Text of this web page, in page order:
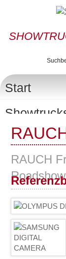
Start
Showtruck
Oldtimer
RAUCH